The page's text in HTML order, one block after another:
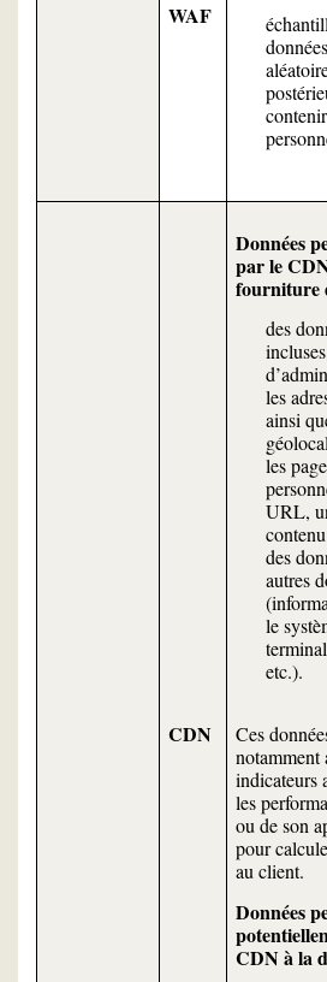
WAF
CDN
Données
par le
fourniture
des
les
ainsi
les
URL,
des
autres
le
etc.).
Ces
notamment
indicateurs
les
ou de son
pour
au client.
Données
CDN à la